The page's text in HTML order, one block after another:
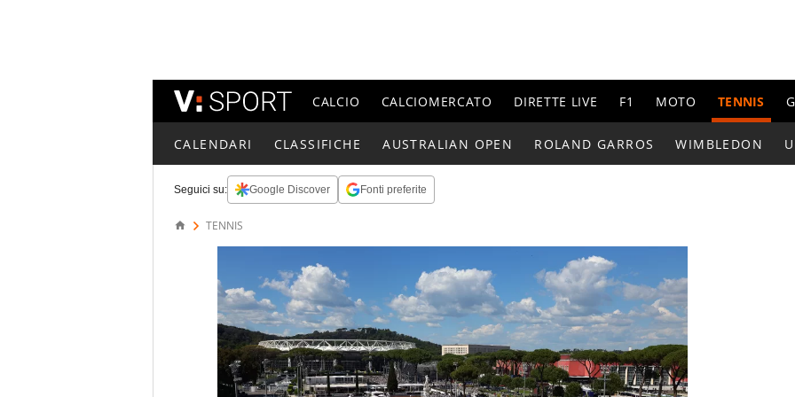
CALCIO CALCIOMERCATO DIRETTE LIVE F1 MOTO TENNIS
CALENDARI CLASSIFICHE AUSTRALIAN OPEN ROLAND GARROS WIMBLEDON
Seguici su: Google Discover Fonti preferite
TENNIS